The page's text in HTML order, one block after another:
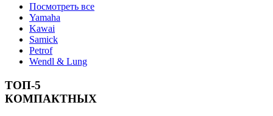
Посмотреть все
Yamaha
Kawai
Samick
Petrof
Wendl & Lung
ТОП-5
КОМПАКТНЫХ